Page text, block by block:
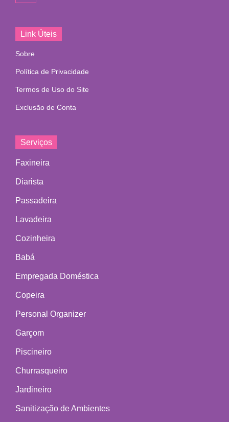
Link Úteis
Sobre
Política de Privacidade
Termos de Uso do Site
Exclusão de Conta
Serviços
Faxineira
Diarista
Passadeira
Lavadeira
Cozinheira
Babá
Empregada Doméstica
Copeira
Personal Organizer
Garçom
Piscineiro
Churrasqueiro
Jardineiro
Sanitização de Ambientes